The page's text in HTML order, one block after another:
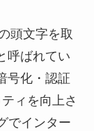
頭文字を取
呼ばれてい
号化・認証
ィを向上さ
でインター